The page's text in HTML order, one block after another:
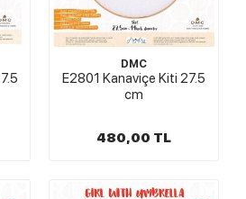
DMC
E2801 Kanaviçe Kiti 27.5
cm
480,00 TL